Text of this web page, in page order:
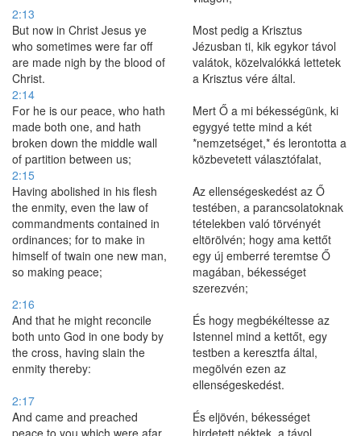
2:13
But now in Christ Jesus ye
who sometimes were far off
are made nigh by the blood of
Christ.
Most pedig a Krisztus
Jézusban ti, kik egykor távol
valátok, közelvalókká lettetek
a Krisztus vére által.
2:14
For he is our peace, who hath
made both one, and hath
broken down the middle wall
of partition between us;
Mert Ő a mi békességünk, ki
egygyé tette mind a két
*nemzetséget,* és lerontotta a
közbevetett választófalat,
2:15
Having abolished in his flesh
the enmity, even the law of
commandments contained in
ordinances; for to make in
himself of twain one new man,
so making peace;
Az ellenségeskedést az Ő
testében, a parancsolatoknak
tételekben való törvényét
eltörölvén; hogy ama kettőt
egy új emberré teremtse Ő
magában, békességet
szerezvén;
2:16
And that he might reconcile
both unto God in one body by
the cross, having slain the
enmity thereby:
És hogy megbékéltesse az
Istennel mind a kettőt, egy
testben a keresztfa által,
megölvén ezen az
ellenségeskedést.
2:17
And came and preached
peace to you which were afar
És eljövén, békességet
hirdetett néktek, a távol